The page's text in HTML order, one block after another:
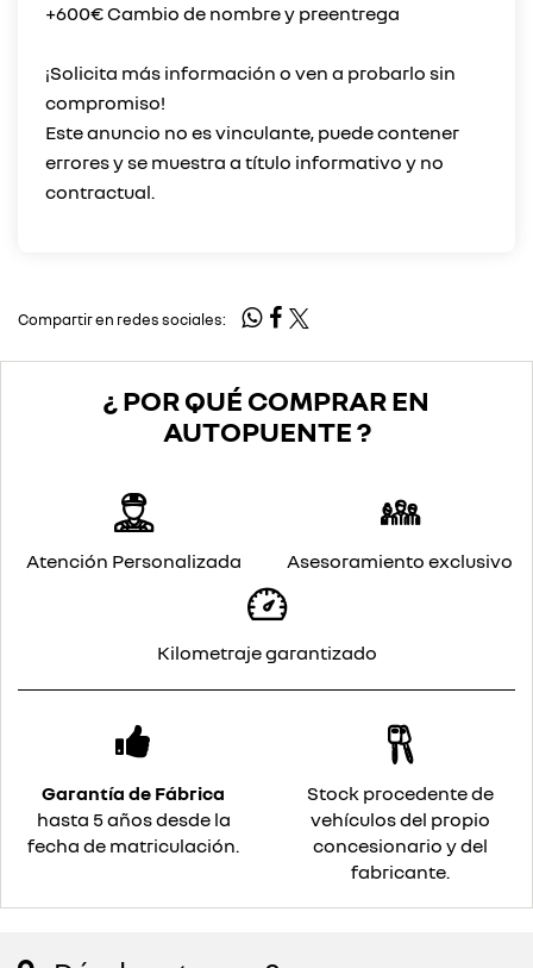
+600€ Cambio de nombre y preentrega
¡Solicita más información o ven a probarlo sin
compromiso!
Este anuncio no es vinculante, puede contener
errores y se muestra a título informativo y no
Compartir en redes sociales:
¿ POR QUÉ COMPRAR EN
AUTOPUENTE ?
Atención Personalizada Asesoramiento exclusivo
Kilometraje garantizado
Garantía de Fábrica
hasta 5 años desde la
fecha de matriculación.
Stock procedente de
vehículos del propio
concesionario y del
fabricante.